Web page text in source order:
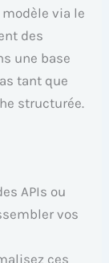
via le
des
une base
tant que
structurée.
APIs ou
vos
ces